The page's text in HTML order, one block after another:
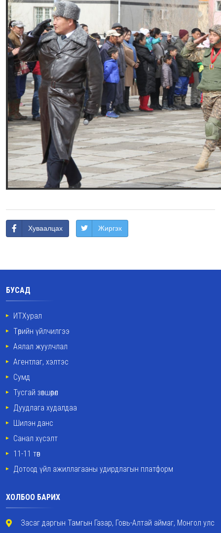
Хуваалцах Жиргэх
БУСАД
ИТХурал
Төрийн үйлчилгээ
Аялал жуулчлал
Агентлаг, хэлтэс
Сумд
Тусгай зөвшөөрөл
Дуудлага худалдаа
Шилэн данс
Санал хүсэлт
11-11 төв
Дотоод үйл ажиллагааны удирдлагын платформ
ХОЛБОО БАРИХ
Засаг даргын Тамгын Газар, Говь-Алтай аймаг, Монгол улс